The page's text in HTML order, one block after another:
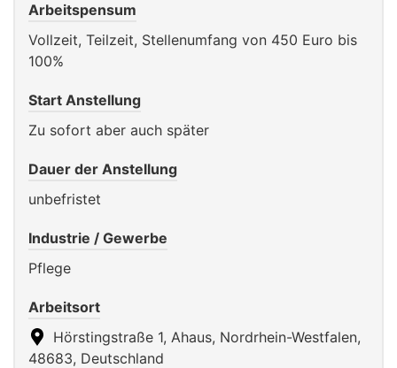
Arbeitspensum
Vollzeit, Teilzeit, Stellenumfang von 450 Euro bis
100%
Start Anstellung
Zu sofort aber auch später
Dauer der Anstellung
unbefristet
Industrie / Gewerbe
Pflege
Arbeitsort
Hörstingstraße 1, Ahaus, Nordrhein-Westfalen,
48683, Deutschland